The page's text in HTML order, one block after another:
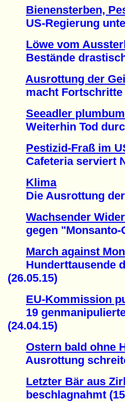
Bienensterben,
US-Regierung
Löwe vom
Bestände drastisch
Ausrottung der
macht Fortschritte
Seeadler plumbum
Weiterhin Tod
Pestizid-Fraß im
Cafeteria serviert
Klima
Die Ausrottung der
Wachsender
gegen "Monsanto-
March against
Hunderttausende
(26.05.15)
EU-Kommission
19 genmanipulierte
(24.04.15)
Ostern bald ohne
Ausrottung
Letzter Bär aus
beschlagnahmt